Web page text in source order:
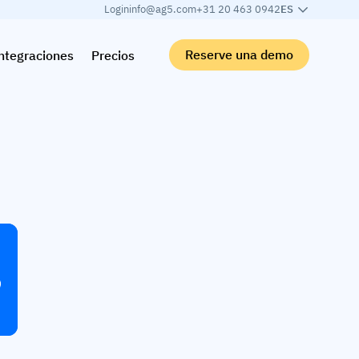
Logininfo@ag5.com+31 20 463 0942ES
Precios Reserve una demo